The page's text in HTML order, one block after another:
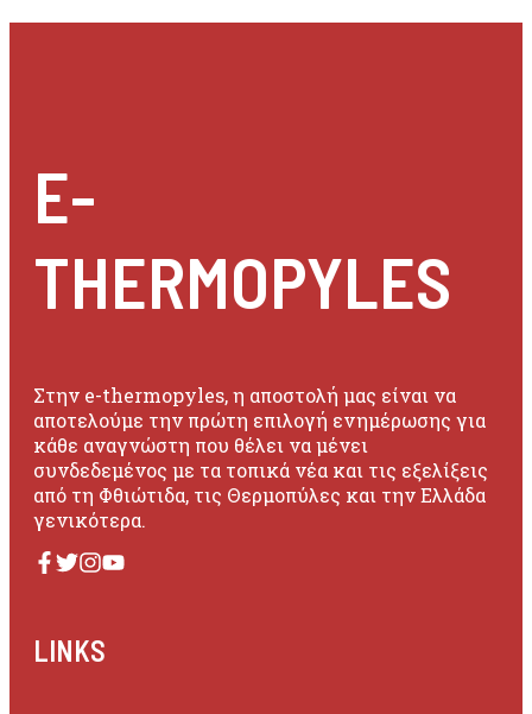
E-
THERMOPYLES
Στην e-thermopyles, η αποστολή μας είναι να
αποτελούμε την πρώτη επιλογή ενημέρωσης για
κάθε αναγνώστη που θέλει να μένει
συνδεδεμένος με τα τοπικά νέα και τις εξελίξεις
από τη Φθιώτιδα, τις Θερμοπύλες και την Ελλάδα
γενικότερα.
LINKS